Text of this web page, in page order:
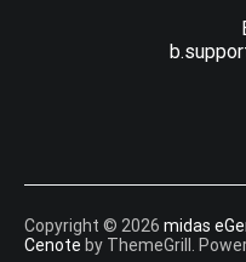
Copyright © 2026 midas
Cenote by ThemeGrill.